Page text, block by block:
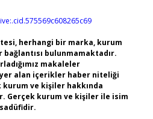
herhangi bir marka, kurum
bulunmamaktadır.
makaleler
alan içerikler haber niteliği
ve kişiler hakkında
Gerçek kurum ve kişiler ile isim